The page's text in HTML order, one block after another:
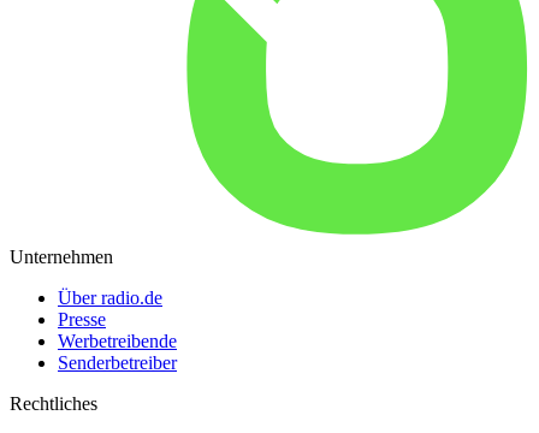
Unternehmen
Über radio.de
Presse
Werbetreibende
Senderbetreiber
Rechtliches